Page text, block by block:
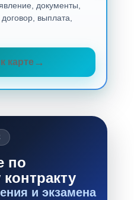
документы,
выплата,
карте
по
и экзамена